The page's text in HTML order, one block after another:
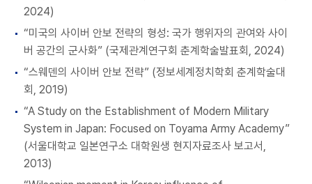
2024)
“미국의 사이버 안보 전략의 형성: 국가 행위자의 관여와 사이
버 공간의 군사화” (국제관계연구회 춘계학술발표회, 2024)
“스웨덴의 사이버 안보 전략” (정보세계정치학회 춘계학술대
회, 2019)
“A Study on the Establishment of Modern Military
System in Japan: Focused on Toyama Army Academy”
(서울대학교 일본연구소 대학원생 현지자료조사 보고서,
2013)